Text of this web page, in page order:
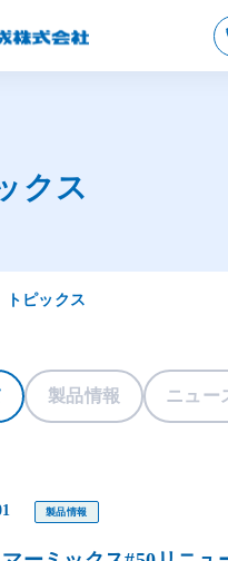
クス
トピックス
製品情報 ニュー
製品情報